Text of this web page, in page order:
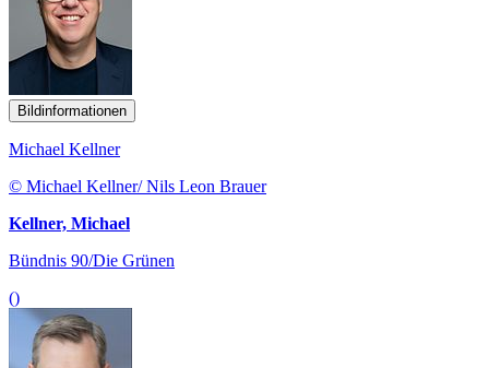
Bildinformationen
Michael Kellner
© Michael Kellner/ Nils Leon Brauer
Kellner, Michael
Bündnis 90/Die Grünen
()